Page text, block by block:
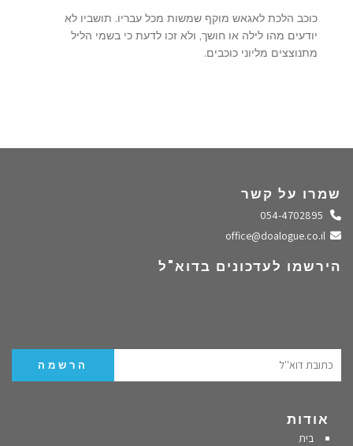
כוכב הלכת לאגאש מוקף שמשות מכל עבריו. תושביו לא
יודעים מהו לילה או חושך, ולא זכו לדעת כי בשמי הליל
מתנוצצים מליוני כוכבים.
שמרו על קשר
התקשרו אלינו
שלחו מייל
הירשמו לעדכונים בדוא"ל
אודות
בית